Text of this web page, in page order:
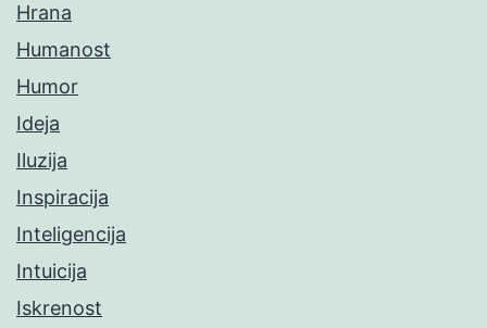
Hrana
Humanost
Humor
Ideja
Iluzija
Inspiracija
Inteligencija
Intuicija
Iskrenost